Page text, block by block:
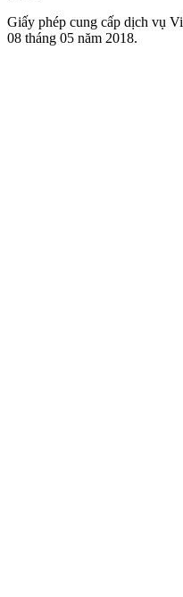
Giấy phép cung cấp dịch vụ
08 tháng 05 năm 2018.